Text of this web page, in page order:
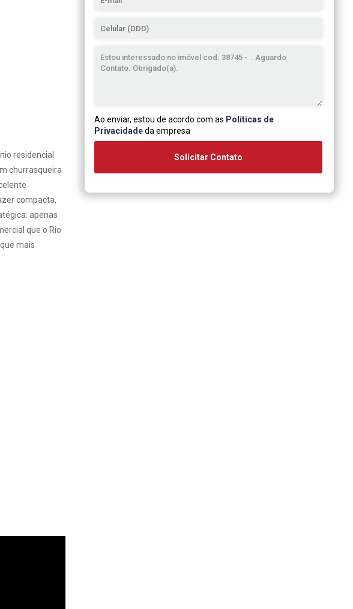
residencial
churrasqueira
compacta,
apenas
que o Rio
mais
Ao enviar, estou de acordo com as Políticas de
Privacidadeda empresa
Solicitar Contato